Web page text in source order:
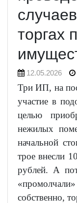
торгах
12.05.2026
Три ИП, на
участие в
целью
нежилых
начальной
трое внесли
рублей. А
собственно,